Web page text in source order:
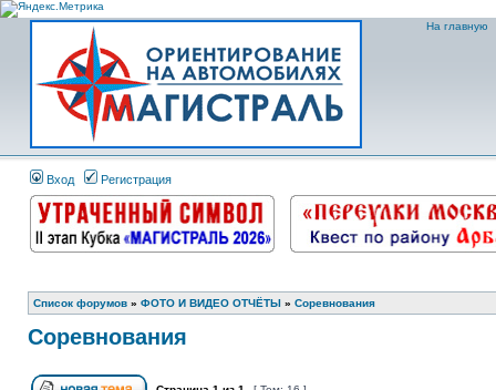
На главную
Вход Регистрация
Список форумов » ФОТО И ВИДЕО ОТЧЁТЫ » Соревнования
Соревнования